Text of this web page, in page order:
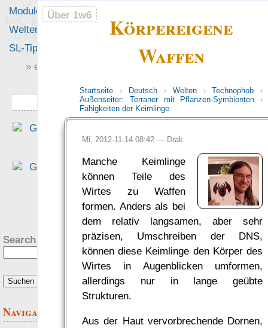
1w6 - Ein Würfel System
- Einfach saubere, freie
Rollenspiel-Regeln
Körpereigene
Waffen
Startseite› Deutsch› Welten›Technophob ›
Außenseiter: Terraner mit Pflanzen-Symbionten ›
Fähigkeiten der Keimlinge
Mi, 2012-11-14 08:42 — Drak
Manche Keimlinge
können Teile des
Wirtes zu Waffen
formen. Anders als bei
dem relativ langsamen, aber sehr
präzisen, Umschreiben der DNS,
können diese Keimlinge den Körper des
Wirtes in Augenblicken umformen,
allerdings nur in lange geübte
Strukturen.
Aus der Haut vervorbrechende Dornen,
Über 1w6
Module
Welten
Foren
SL-Tipps
» einfach saubere «
Über 1w6
Downloads
?
Search this site:
Navigation
gelun­ge­nes Sys­tem, wenn
darum geht, mit
Regeln eine
aus dem Boden zu
— Tim Charzinski in
Rezension bei den
helden
was Leute sagen…